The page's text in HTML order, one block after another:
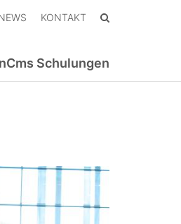
KONTAKT
Schulungen